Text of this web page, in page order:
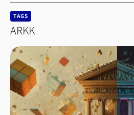
TAGS
ARKK